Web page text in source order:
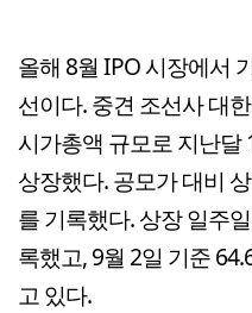
올해 8월 IPO 시장에서
선이다. 중견 조선사 대
시가총액 규모로 지난달
상장했다. 공모가 대비
를 기록했다. 상장 일주
록했고, 9월 2일 기준
고 있다.